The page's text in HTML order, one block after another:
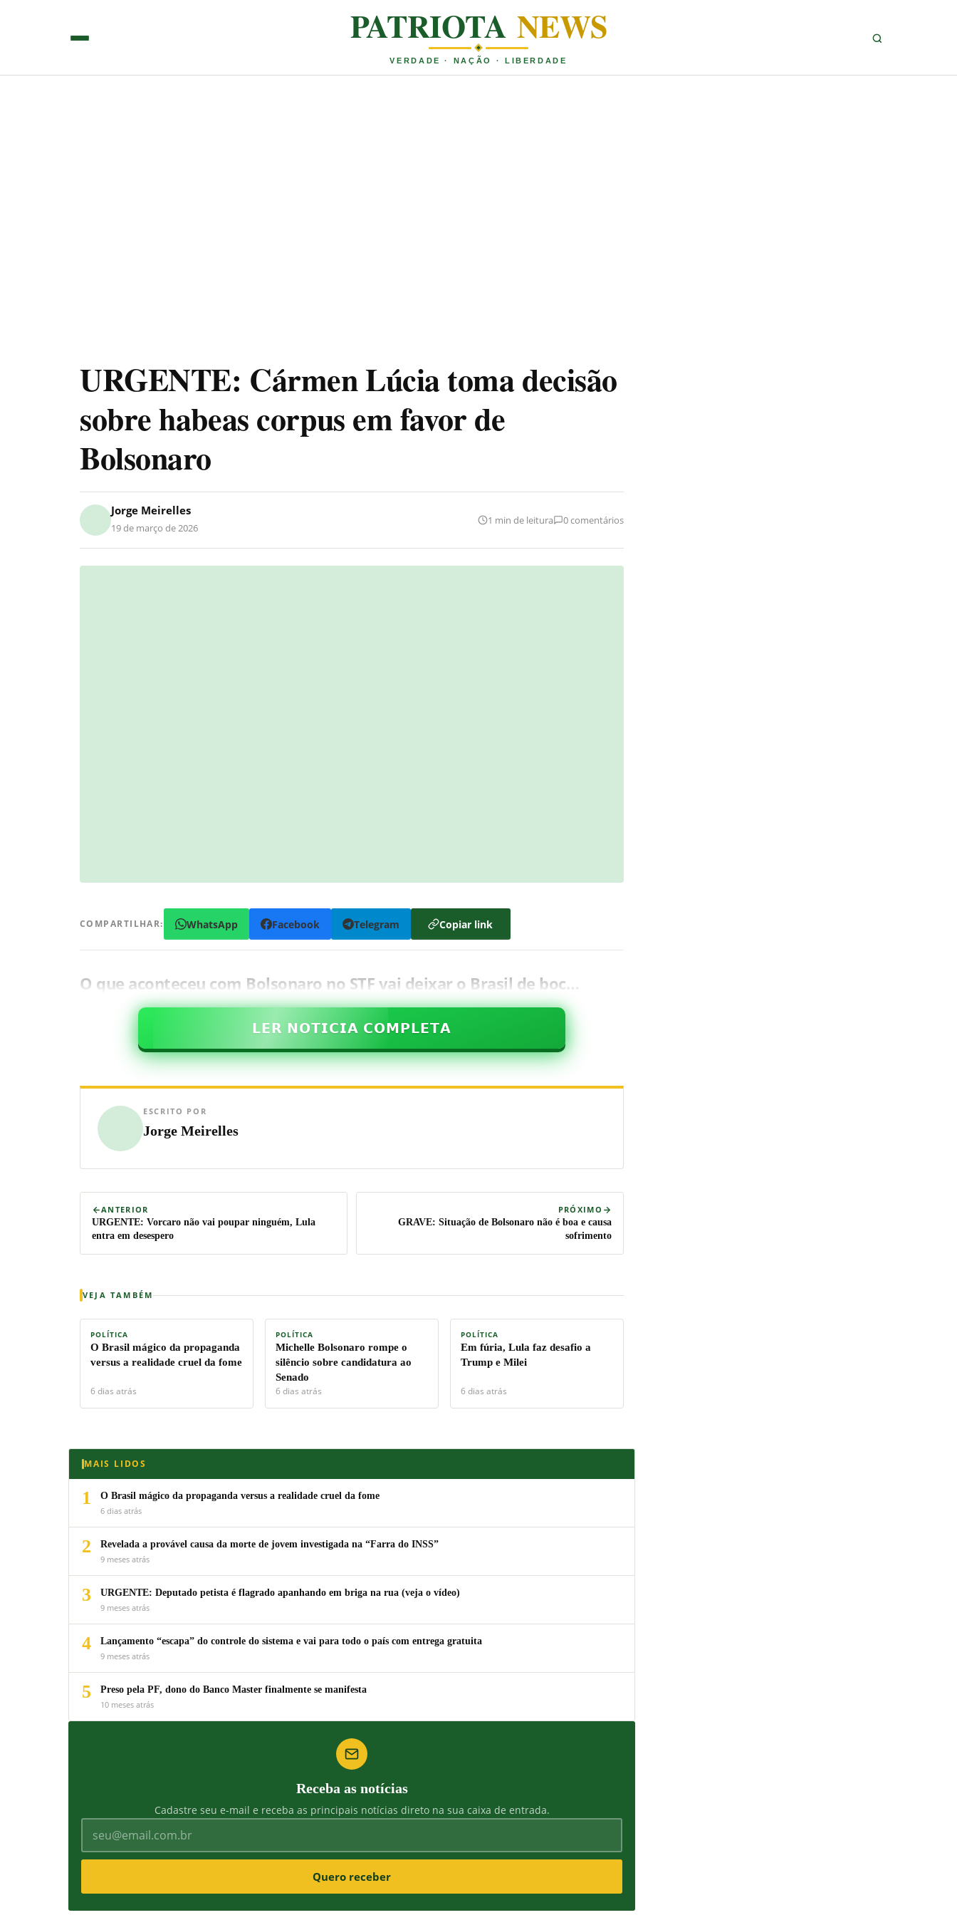
PATRIOTA NEWS
VERDADE · NAÇÃO · LIBERDADE
URGENTE: Cármen Lúcia toma decisão
sobre habeas corpus em favor de
Bolsonaro
Jorge Meirelles
19 de março de 2026
1 min de leitura 0 comentários
COMPARTILHAR: WhatsApp Facebook Telegram Copiar link
O que aconteceu com Bolsonaro no STF vai deixar o Brasil de boc…
𝗟𝗘𝗥 𝗡𝗢𝗧𝗜𝗖𝗜𝗔 𝗖𝗢𝗠𝗣𝗟𝗘𝗧𝗔
ESCRITO POR
Jorge Meirelles
ANTERIOR
URGENTE: Vorcaro não vai poupar ninguém, Lula
entra em desespero
PRÓXIMO
GRAVE: Situação de Bolsonaro não é boa e causa
sofrimento
VEJA TAMBÉM
POLÍTICA
O Brasil mágico da propaganda
versus a realidade cruel da fome
6 dias atrás
POLÍTICA
Michelle Bolsonaro rompe o
silêncio sobre candidatura ao
Senado
6 dias atrás
POLÍTICA
Em fúria, Lula faz desafio a
Trump e Milei
6 dias atrás
MAIS LIDOS
1
O Brasil mágico da propaganda versus a realidade cruel da fome
6 dias atrás
2
Revelada a provável causa da morte de jovem investigada na “Farra do INSS”
9 meses atrás
3
URGENTE: Deputado petista é flagrado apanhando em briga na rua (veja o vídeo)
9 meses atrás
4
Lançamento “escapa” do controle do sistema e vai para todo o país com entrega gratuita
9 meses atrás
5
Preso pela PF, dono do Banco Master finalmente se manifesta
10 meses atrás
Receba as notícias
Cadastre seu e-mail e receba as principais notícias direto na sua caixa de entrada.
Quero receber